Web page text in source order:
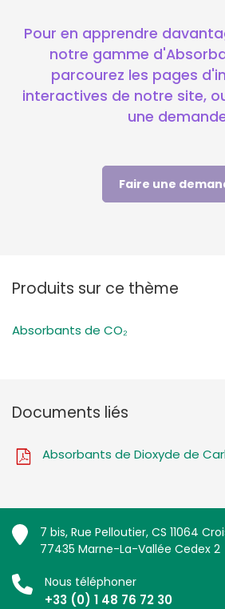
Pour en apprendre
notre gamme
parcourez les pages
interactives de notre site,
une
Faire une
Produits sur ce thème
Absorbants de CO₂
Documents liés
Absorbants de Dioxyde de
7 bis, Rue Pelloutier, CS 11064
77435 Marne-La-Vallée Cedex 2
Nous téléphoner
+33 (0) 1 48 76 72 30